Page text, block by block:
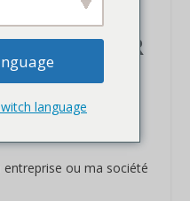
OU
POUR
OU
ou ma société
language